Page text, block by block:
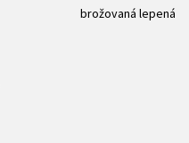
brožovaná lepená